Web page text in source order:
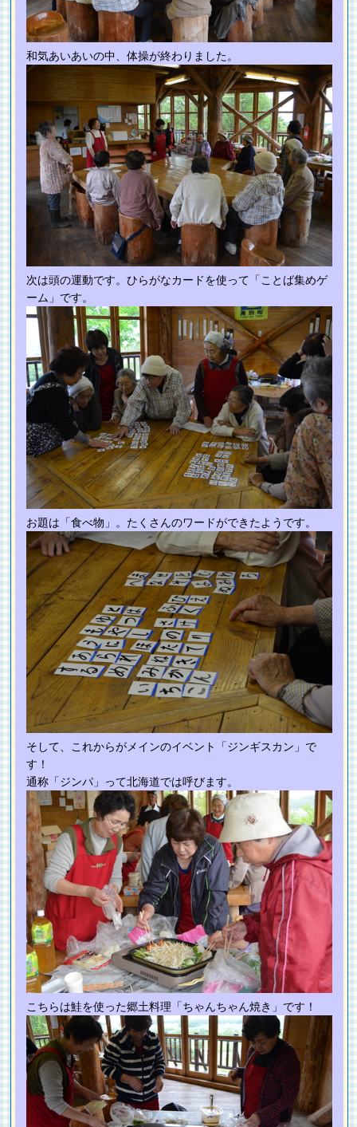
和気あいあいの中、体操が終わりました。
次は頭の運動です。ひらがなカードを使って「ことば集めゲ
ーム」です。
お題は「食べ物」。たくさんのワードができたようです。
そして、これからがメインのイベント「ジンギスカン」で
す！
通称「ジンパ」って北海道では呼びます。
こちらは鮭を使った郷土料理「ちゃんちゃん焼き」です！